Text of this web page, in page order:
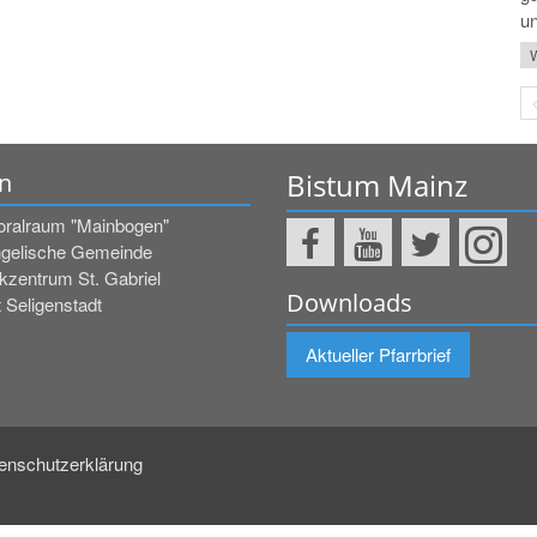
"Mainbogen"
Gemeinde
St. Gabriel
Seligenstadt
Bistum Mainz
Downloads
Aktueller Pfarrbrief